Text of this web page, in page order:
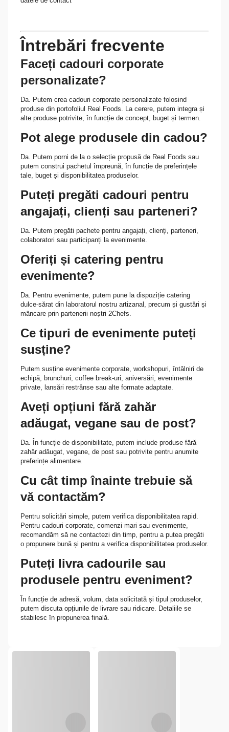
Întrebări frecvente
Faceți cadouri corporate
personalizate?
Da. Putem crea cadouri corporate personalizate folosind
produse din portofoliul Real Foods. La cerere, putem integra și
alte produse potrivite, în funcție de concept, buget și termen.
Pot alege produsele din cadou?
Da. Putem porni de la o selecție propusă de Real Foods sau
putem construi pachetul împreună, în funcție de preferințele
tale, buget și disponibilitatea produselor.
Puteți pregăti cadouri pentru
angajați, clienți sau parteneri?
Da. Putem pregăti pachete pentru angajați, clienți, parteneri,
colaboratori sau participanți la evenimente.
Oferiți și catering pentru
evenimente?
Da. Pentru evenimente, putem pune la dispoziție catering
dulce-sărat din laboratorul nostru artizanal, precum și gustări și
mâncare prin partenerii noștri 2Chefs.
Ce tipuri de evenimente puteți
susține?
Putem susține evenimente corporate, workshopuri, întâlniri de
echipă, brunchuri, coffee break-uri, aniversări, evenimente
private, lansări restrânse sau alte formate adaptate.
Aveți opțiuni fără zahăr
adăugat, vegane sau de post?
Da. În funcție de disponibilitate, putem include produse fără
zahăr adăugat, vegane, de post sau potrivite pentru anumite
preferințe alimentare.
Cu cât timp înainte trebuie să
vă contactăm?
Pentru solicitări simple, putem verifica disponibilitatea rapid.
Pentru cadouri corporate, comenzi mari sau evenimente,
recomandăm să ne contactezi din timp, pentru a putea pregăti
o propunere bună și pentru a verifica disponibilitatea produselor.
Puteți livra cadourile sau
produsele pentru eveniment?
În funcție de adresă, volum, data solicitată și tipul produselor,
putem discuta opțiunile de livrare sau ridicare. Detaliile se
stabilesc în propunerea finală.